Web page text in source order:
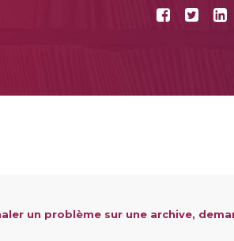
un problème sur une archive,